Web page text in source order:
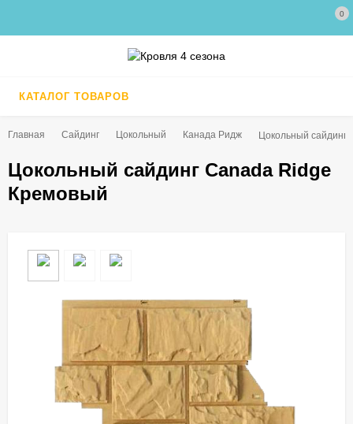
0
КАТАЛОГ ТОВАРОВ
Главная Сайдинг Цокольный Канада Ридж Цокольный
Цокольный сайдинг Саnada Ridge
Кремовый